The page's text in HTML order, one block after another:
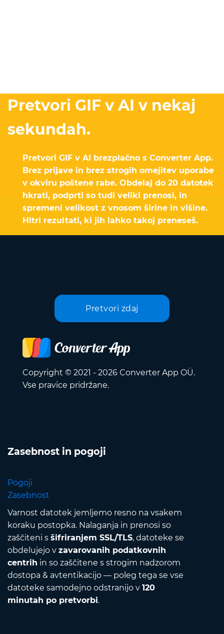
Pretvori GIF v AI v nekaj
sekundah.
Pretvori GIF v AI brezplačno s Converter App.
Brez prijave in brez strogih omejitev uporabe
v okviru poštene rabe. Obdelaj do 20 datotek
hkrati, podprti so tudi veliki prenosi, in
spremeni velikost z vnosom širine in višine.
Hitri rezultati, ki jih lahko takoj preneseš.
Pretvori zdaj
Copyright © 2021 - 2026 Converter App OÜ.
Vse pravice pridržane.
Zasebnost in pogoji
Pogoji
Zasebnost
Varnost datotek jemljemo resno na vsakem
koraku postopka. Nalaganja in prenosi so
zaščiteni s šifriranjem SSL/TLS, datoteke se
obdelujejo v zavarovanih podatkovnih
centrih in so zaščitene s strogim nadzorom
dostopa & avtentikacijo — poleg tega se vse
datoteke samodejno odstranijo v 120
minutah po pretvorbi.